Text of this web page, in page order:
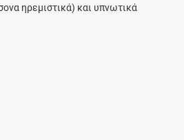
ηρεμιστικά) και υπνωτικά